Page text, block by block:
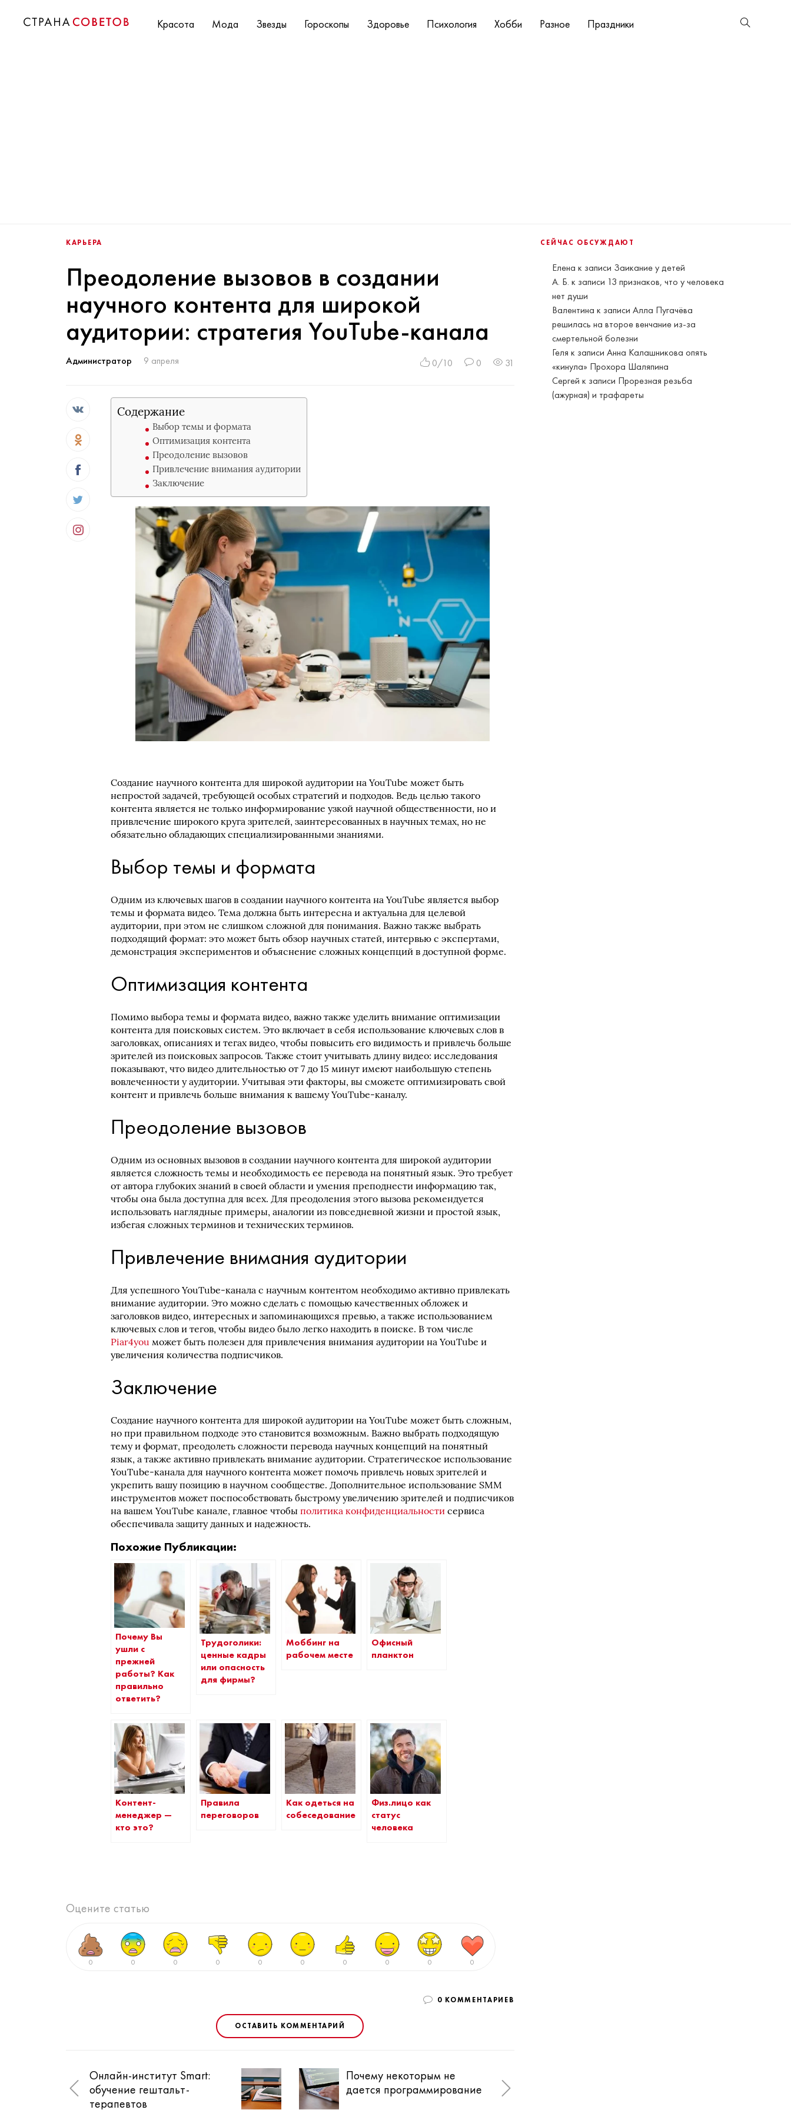
Красота Мода Звезды Гороскопы Здоровье Психология Хобби Разное Праздники
СЕЙЧАС ОБСУЖДАЮТ
Елена к записи Заикание у детей
А. Б. к записи 13 признаков, что у человека
нет души
Валентина к записиАлла Пугачёва
решилась на второе венчание из-за
смертельной болезни
Геля к записиАнна Калашникова опять
«кинула» Прохора Шаляпина
Сергей к записи Прорезная резьба
(ажурная) и трафареты
КАРЬЕРА
Преодоление вызовов в создании
научного контента для широкой
аудитории: стратегия YouTube-канала
Администратор 9 апреля 0/10 0 31
Содержание
Выбор темы и формата
Оптимизация контента
Преодоление вызовов
Привлечение внимания аудитории
Заключение
Создание научного контента для широкой аудитории на YouTube может быть
непростой задачей, требующей особых стратегий и подходов. Ведь целью такого
контента является не только информирование узкой научной общественности, но и
привлечение широкого круга зрителей, заинтересованных в научных темах, но не
обязательно обладающих специализированными знаниями.
Выбор темы и формата
Одним из ключевых шагов в создании научного контента на YouTube является выбор
темы и формата видео. Тема должна быть интересна и актуальна для целевой
аудитории, при этом не слишком сложной для понимания. Важно также выбрать
подходящий формат: это может быть обзор научных статей, интервью с экспертами,
демонстрация экспериментов и объяснение сложных концепций в доступной форме.
Оптимизация контента
Помимо выбора темы и формата видео, важно также уделить внимание оптимизации
контента для поисковых систем. Это включает в себя использование ключевых слов в
заголовках, описаниях и тегах видео, чтобы повысить его видимость и привлечь больше
зрителей из поисковых запросов. Также стоит учитывать длину видео: исследования
показывают, что видео длительностью от 7 до 15 минут имеют наибольшую степень
вовлеченности у аудитории. Учитывая эти факторы, вы сможете оптимизировать свой
контент и привлечь больше внимания к вашему YouTube-каналу.
Преодоление вызовов
Одним из основных вызовов в создании научного контента для широкой аудитории
является сложность темы и необходимость ее перевода на понятный язык. Это требует
от автора глубоких знаний в своей области и умения преподнести информацию так,
чтобы она была доступна для всех. Для преодоления этого вызова рекомендуется
использовать наглядные примеры, аналогии из повседневной жизни и простой язык,
избегая сложных терминов и технических терминов.
Привлечение внимания аудитории
Для успешного YouTube-канала с научным контентом необходимо активно привлекать
внимание аудитории. Это можно сделать с помощью качественных обложек и
заголовков видео, интересных и запоминающихся превью, а также использованием
ключевых слов и тегов, чтобы видео было легко находить в поиске. В том числе
Piar4you может быть полезен для привлечения внимания аудитории на YouTube и
увеличения количества подписчиков.
Заключение
Создание научного контента для широкой аудитории на YouTube может быть сложным,
но при правильном подходе это становится возможным. Важно выбрать подходящую
тему и формат, преодолеть сложности перевода научных концепций на понятный
язык, а также активно привлекать внимание аудитории. Стратегическое использование
YouTube-канала для научного контента может помочь привлечь новых зрителей и
укрепить вашу позицию в научном сообществе. Дополнительное использование SMM
инструментов может поспособствовать быстрому увеличению зрителей и подписчиков
на вашем YouTube канале, главное чтобыполитика конфиденциальности сервиса
обеспечивала защиту данных и надежность.
Похожие Публикации:
Почему Вы
ушли с
прежней
работы? Как
правильно
ответить?
Трудоголики:
ценные кадры
или опасность
для фирмы?
Моббинг на
рабочем месте
Офисный
планктон
Контент-
менеджер —
кто это?
Правила
переговоров
Как одеться на
собеседование
Физ.лицо как
статус
человека
Оцените статью
0 0 0 0 0 0 0 0 0 0
0 КОММЕНТАРИЕВ
ОСТАВИТЬ КОММЕНТАРИЙ
Онлайн-институт Smart:
обучение гештальт-
терапевтов
Почему некоторым не
дается программирование
должен обладать каждый